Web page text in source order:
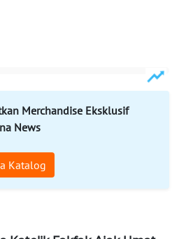
Merchandise Eksklusif
News
Katalog